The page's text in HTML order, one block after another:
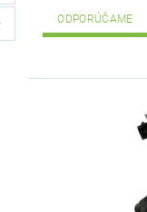
ODPORÚČAME